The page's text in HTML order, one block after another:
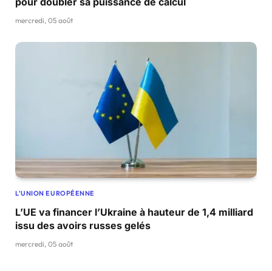
mercredi, 05 août
L'UNION EUROPÉENNE
L’UE va financer l’Ukraine à hauteur de 1,4 milliard
issu des avoirs russes gelés
mercredi, 05 août